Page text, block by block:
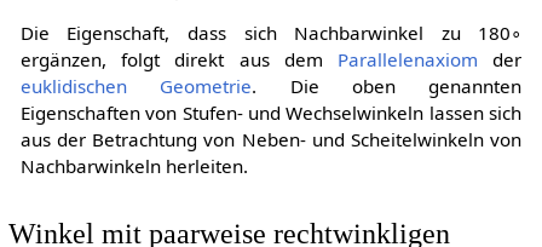
Die Eigenschaft, dass sich Nachbarwinkel zu 180∘
ergänzen, folgt direkt aus dem Parallelenaxiom der
euklidischen Geometrie. Die oben genannten
Eigenschaften von Stufen- und Wechselwinkeln lassen sich
aus der Betrachtung von Neben- und Scheitelwinkeln von
Nachbarwinkeln herleiten.
Winkel mit paarweise rechtwinkligen